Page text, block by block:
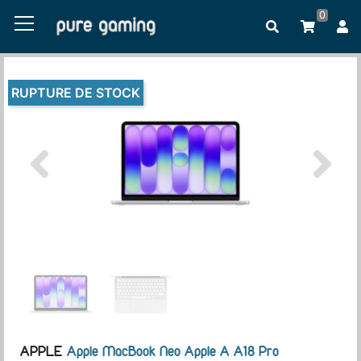
0
RUPTURE DE STOCK
APPLE Apple MacBook Neo Apple A A18 Pro